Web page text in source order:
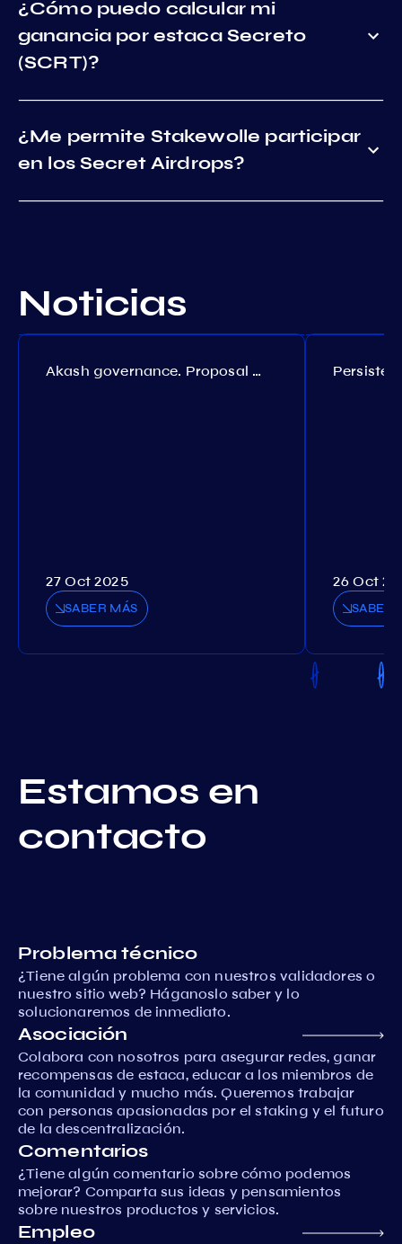
¿Cómo puedo calcular mi
ganancia por estaca Secreto
(SCRT)?
¿Me permite Stakewolle participar
en los Secret Airdrops?
Noticias
Akash governance. Proposal №308
27 Oct 2025
SABER MÁS
26 Oct
SABER
Estamos en
contacto
Problema técnico
¿Tiene algún problema con nuestros validadores o
nuestro sitio web? Háganoslo saber y lo
solucionaremos de inmediato.
Asociación
Colabora con nosotros para asegurar redes, ganar
recompensas de estaca, educar a los miembros de
la comunidad y mucho más. Queremos trabajar
con personas apasionadas por el staking y el futuro
de la descentralización.
Comentarios
¿Tiene algún comentario sobre cómo podemos
mejorar? Comparta sus ideas y pensamientos
sobre nuestros productos y servicios.
Empleo